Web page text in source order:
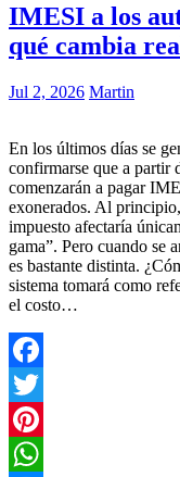
IMESI a los
qué cambia
Jul 2, 2026 Martin
En los últimos días se
confirmarse que a partir
comenzarán a pagar
exonerados. Al
impuesto afectaría
gama”. Pero cuando se
es bastante distinta.
sistema tomará como
el costo…
Facebook
Twitter
Pinterest